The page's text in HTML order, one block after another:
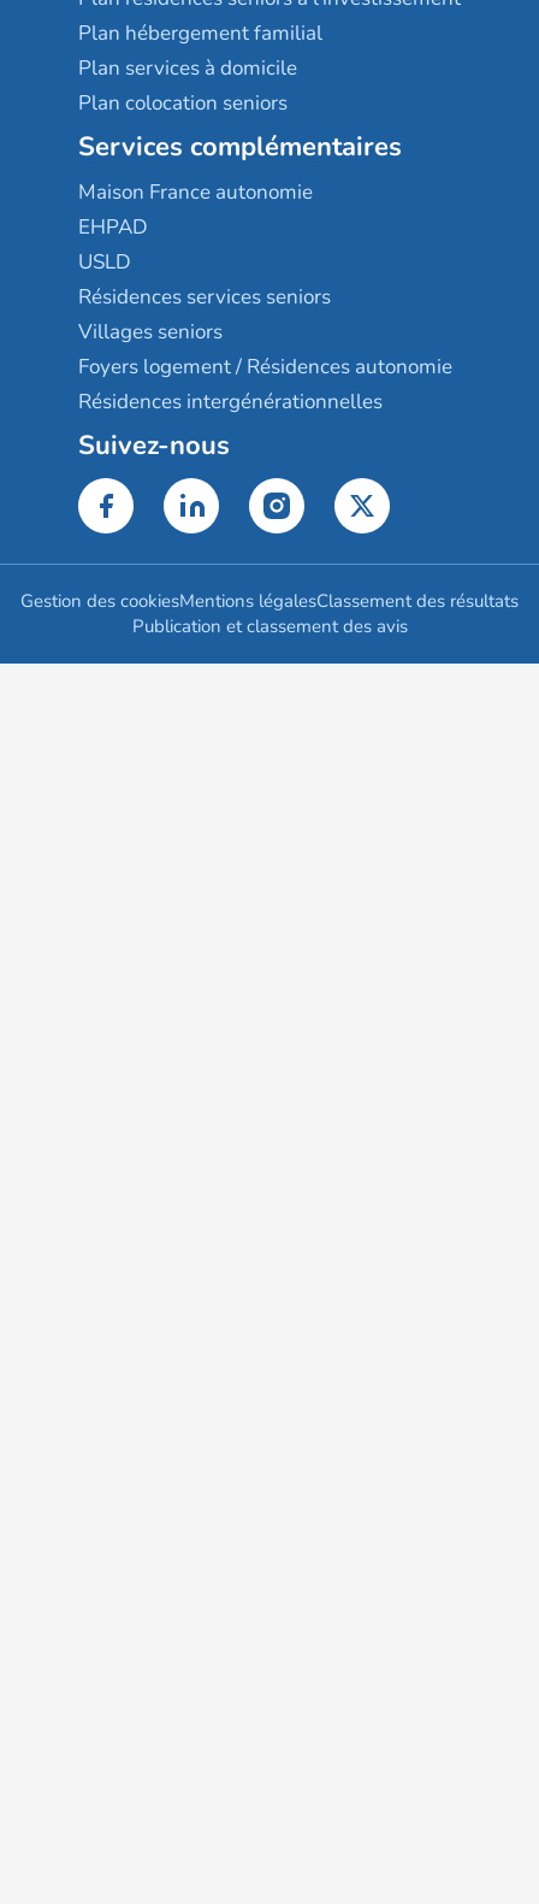
Plan hébergement familial
Plan services à domicile
Plan colocation seniors
Services complémentaires
Maison France autonomie
EHPAD
USLD
Résidences services seniors
Villages seniors
Foyers logement / Résidences autonomie
Résidences intergénérationnelles
Suivez-nous
Gestion des cookiesMentions légalesClassement des résultats
Publication et classement des avis